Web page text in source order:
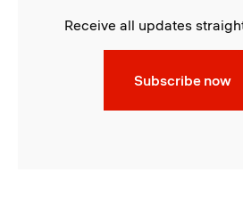
Receive all updates
Subscribe now